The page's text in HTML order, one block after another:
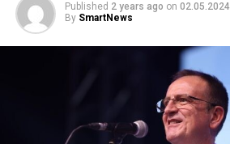
Published 2 years ago on 02.05.2024
By SmartNews